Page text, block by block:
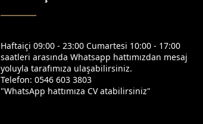
Haftaiçi 09:00 - 23:00 Cumartesi 10:00 - 17:00
saatleri arasında Whatsapp hattımızdan mesaj
yoluyla tarafımıza ulaşabilirsiniz.
Telefon: 0546 603 3803
"WhatsApp hattımıza CV atabilirsiniz"